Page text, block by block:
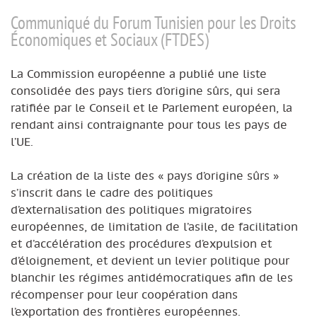
Communiqué du Forum Tunisien pour les Droits
Économiques et Sociaux (FTDES)
La Commission européenne a publié une liste
consolidée des pays tiers d’origine sûrs, qui sera
ratifiée par le Conseil et le Parlement européen, la
rendant ainsi contraignante pour tous les pays de
l’UE.
La création de la liste des « pays d’origine sûrs »
s’inscrit dans le cadre des politiques
d’externalisation des politiques migratoires
européennes, de limitation de l’asile, de facilitation
et d’accélération des procédures d’expulsion et
d’éloignement, et devient un levier politique pour
blanchir les régimes antidémocratiques afin de les
récompenser pour leur coopération dans
l’exportation des frontières européennes.